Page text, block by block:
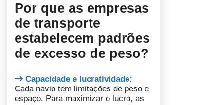
Por que as empresas
de transporte
estabelecem padrões
de excesso de peso?
Capacidade e lucratividade:
Cada navio tem limitações de peso e
espaço. Para maximizar o lucro, as